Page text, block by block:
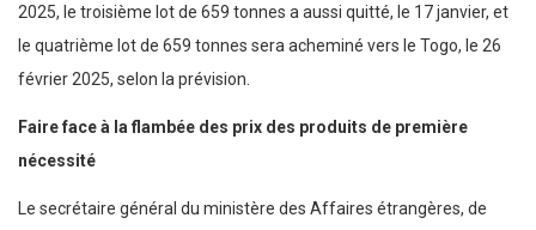
2025, le troisième lot de 659 tonnes a aussi quitté, le 17 janvier, et
le quatrième lot de 659 tonnes sera acheminé vers le Togo, le 26
février 2025, selon la prévision.
Faire face à la flambée des prix des produits de première
nécessité
Le secrétaire général du ministère des Affaires étrangères, de